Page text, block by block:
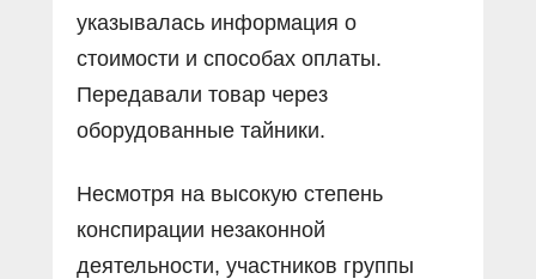
указывалась информация о
стоимости и способах оплаты.
Передавали товар через
оборудованные тайники.
Несмотря на высокую степень
конспирации незаконной
деятельности, участников группы